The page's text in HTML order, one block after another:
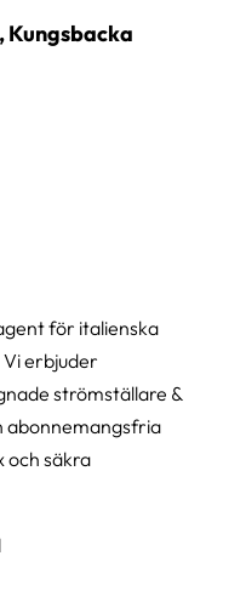
Kungsbacka
för italienska
erbjuder
strömställare &
abonnemangsfria
och säkra